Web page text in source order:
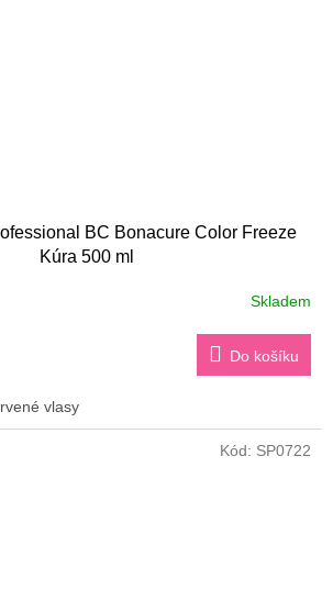
BC Bonacure Color Freeze
Kúra 500 ml
Skladem
Do košíku
vlasy
Kód: SP0722